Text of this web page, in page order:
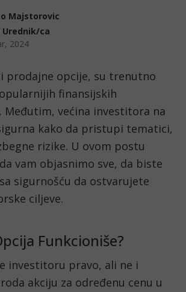
Majstorovic
Urednik/ca
2024
prodajne opcije, su trenutno
finansijskih
Međutim, većina investitora na
kako da pristupi tematici,
rizike. U ovom postu
vam objasnimo sve, da biste
sigurnošću da ostvarujete
ciljeve.
Funkcioniše?
investitoru pravo, ali ne i
akciju za određenu cenu u